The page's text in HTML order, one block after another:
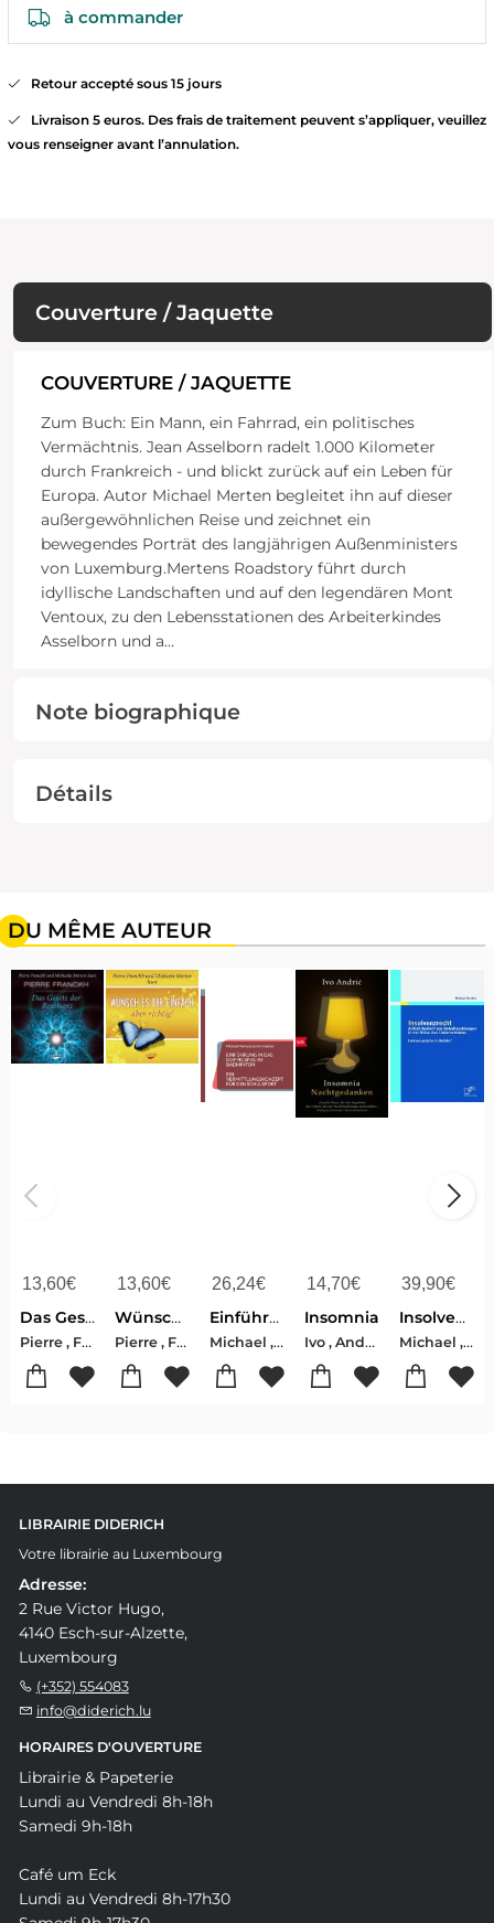
à commander
Retour accepté sous 15 jours
Livraison 5 euros. Des frais de traitement peuvent s’appliquer, veuillez
vous renseigner avant l’annulation.
Couverture / Jaquette
COUVERTURE / JAQUETTE
Zum Buch: Ein Mann, ein Fahrrad, ein politisches
Vermächtnis. Jean Asselborn radelt 1.000 Kilometer
durch Frankreich - und blickt zurück auf ein Leben für
Europa. Autor Michael Merten begleitet ihn auf dieser
außergewöhnlichen Reise und zeichnet ein
bewegendes Porträt des langjährigen Außenministers
von Luxemburg.Mertens Roadstory führt durch
idyllische Landschaften und auf den legendären Mont
Ventoux, zu den Lebensstationen des Arbeiterkindes
Asselborn und a...
Note biographique
Détails
DU MÊME AUTEUR
13,60€
Das Gesetz der Resonanz. Audio-CD
Pierre , Franckh-Michaela , Merten
13,60€
Wünsch es dir einfach - aber richtig. Audio CD
Pierre , Franckh
26,24€
Einführung in das Doppelspiel im Badminton
Michael , Mertens-Dirk , Oertker
14,70€
Insomnia
Ivo , Andri¿
39,90€
Insolvenzrecht: Anfechtbarkeit von Gehaltszahlungen in der Krise des Unternehmens
Michael , Merten
LIBRAIRIE DIDERICH
Votre librairie au Luxembourg
Adresse:
2 Rue Victor Hugo,
4140 Esch-sur-Alzette,
Luxembourg
(+352) 554083
info@diderich.lu
HORAIRES D'OUVERTURE
Librairie & Papeterie
Lundi au Vendredi 8h-18h
Samedi 9h-18h
Café um Eck
Lundi au Vendredi 8h-17h30